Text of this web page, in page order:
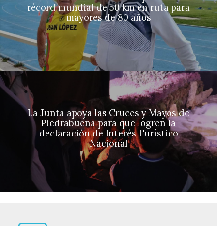
récord mundial de 50 km en ruta para
mayores de 80 años
La Junta apoya las Cruces y Mayos de
Piedrabuena para que logren la
declaración de Interés Turístico
Nacional